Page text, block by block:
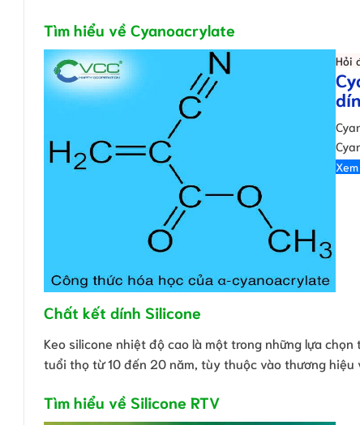
Tìm hiểu về Cyanoacrylate
Hỏi
Chất kết dính Silicone
Keo silicone nhiệt độ cao là một trong những lựa
tuổi thọ từ 10 đến 20 năm, tùy thuộc vào thương hiệu
Tìm hiểu về Silicone RTV